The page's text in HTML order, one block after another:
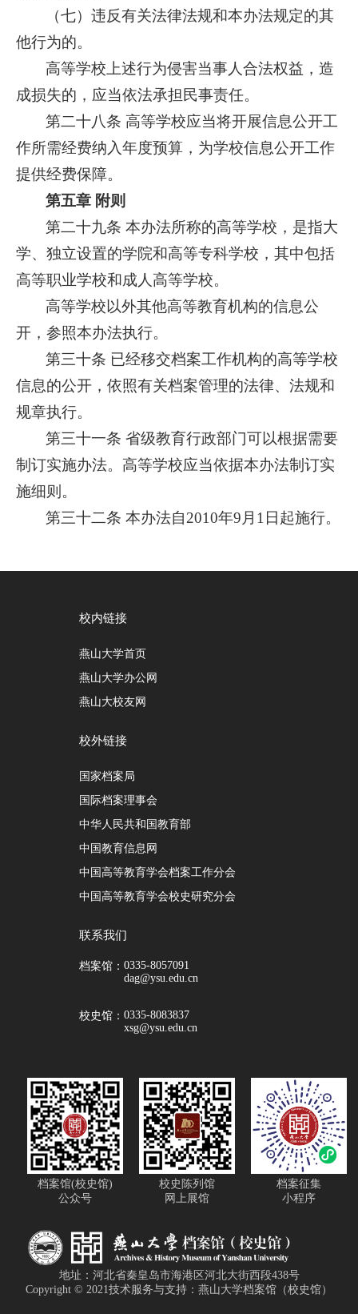
（七）违反有关法律法规和本办法规定的其
他行为的。
高等学校上述行为侵害当事人合法权益，造
成损失的，应当依法承担民事责任。
第二十八条 高等学校应当将开展信息公开工
作所需经费纳入年度预算，为学校信息公开工作
提供经费保障。
第五章 附则
第二十九条 本办法所称的高等学校，是指大
学、独立设置的学院和高等专科学校，其中包括
高等职业学校和成人高等学校。
高等学校以外其他高等教育机构的信息公
开，参照本办法执行。
第三十条 已经移交档案工作机构的高等学校
信息的公开，依照有关档案管理的法律、法规和
规章执行。
第三十一条 省级教育行政部门可以根据需要
制订实施办法。高等学校应当依据本办法制订实
施细则。
第三十二条 本办法自2010年9月1日起施行。
校内链接
燕山大学首页
燕山大学办公网
燕山大校友网
校外链接
国家档案局
国际档案理事会
中华人民共和国教育部
中国教育信息网
中国高等教育学会档案工作分会
中国高等教育学会校史研究分会
联系我们
档案馆： 0335-8057091
dag@ysu.edu.cn
校史馆： 0335-8083837
xsg@ysu.edu.cn
档案馆(校史馆)
公众号
校史陈列馆
网上展馆
档案征集
小程序
地址：河北省秦皇岛市海港区河北大街西段438号
Copyright © 2021技术服务与支持：燕山大学档案馆（校史馆）